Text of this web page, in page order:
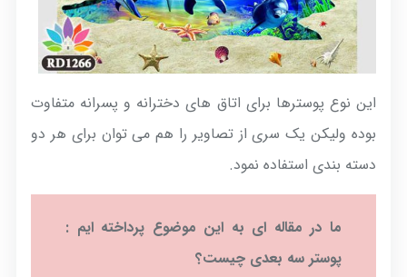
این نوع پوسترها برای اتاق های دخترانه و پسرانه متفاوت
بوده ولیکن یک سری از تصاویر را هم می توان برای هر دو
دسته بندی استفاده نمود.
ما در مقاله ای به این موضوع پرداخته ایم :
پوستر سه بعدی چیست؟